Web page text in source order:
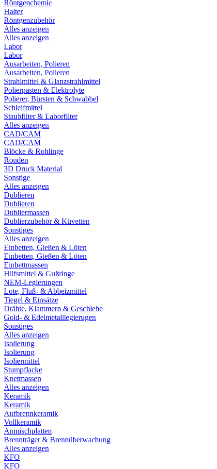
Röntgenchemie
Halter
Röntgenzubehör
Alles anzeigen
Alles anzeigen
Labor
Labor
Ausarbeiten, Polieren
Ausarbeiten, Polieren
Strahlmittel & Glanzstrahlmittel
Polierpasten & Elektrolyte
Polierer, Bürsten & Schwabbel
Schleifmittel
Staubfilter & Laborfilter
Alles anzeigen
CAD/CAM
CAD/CAM
Blöcke & Rohlinge
Ronden
3D Druck Material
Sonstige
Alles anzeigen
Dublieren
Dublieren
Dubliermassen
Dublierzubehör & Küvetten
Sonstiges
Alles anzeigen
Einbetten, Gießen & Löten
Einbetten, Gießen & Löten
Einbettmassen
Hilfsmittel & Gußringe
NEM-Legierungen
Lote, Fluß- & Abbeizmittel
Tiegel & Einsätze
Drähte, Klammern & Geschiebe
Gold- & Edelmetalllegierugen
Sonstiges
Alles anzeigen
Isolierung
Isolierung
Isoliermittel
Stumpflacke
Knetmassen
Alles anzeigen
Keramik
Keramik
Aufbrennkeramik
Vollkeramik
Anmischplatten
Brennträger & Brennüberwachung
Alles anzeigen
KFO
KFO